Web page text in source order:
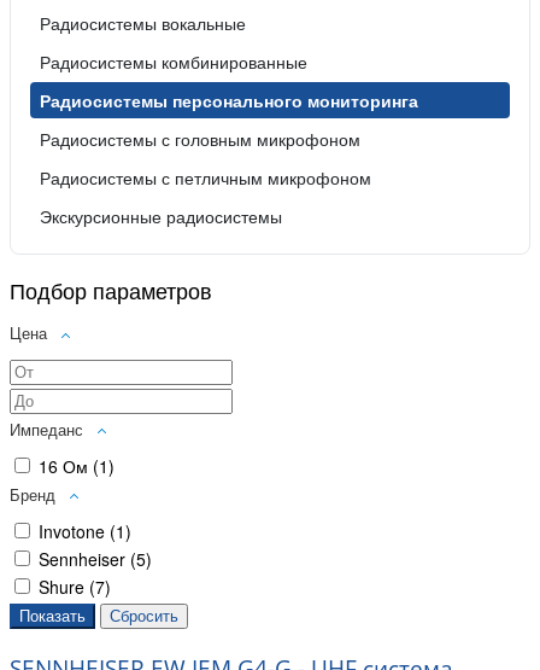
Радиосистемы вокальные
Радиосистемы комбинированные
Радиосистемы персонального мониторинга
Радиосистемы с головным микрофоном
Радиосистемы с петличным микрофоном
Экскурсионные радиосистемы
Подбор параметров
Цена
Импеданс
16 Ом (1)
Бренд
Invotone (1)
Sennheiser (5)
Shure (7)